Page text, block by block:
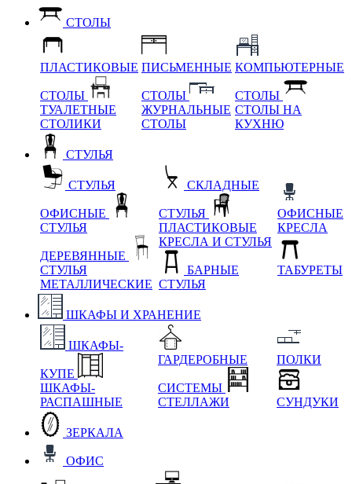
СТОЛЫ
ПЛАСТИКОВЫЕ
СТОЛЫ
ТУАЛЕТНЫЕ
СТОЛИКИ
ПИСЬМЕННЫЕ
СТОЛЫ
ЖУРНАЛЬНЫЕ
СТОЛЫ
КОМПЬЮТЕРНЫЕ
СТОЛЫ
СТОЛЫ НА
КУХНЮ
СТУЛЬЯ
СТУЛЬЯ
ОФИСНЫЕ
СТУЛЬЯ
ДЕРЕВЯННЫЕ
СТУЛЬЯ
МЕТАЛЛИЧЕСКИЕ
СКЛАДНЫЕ
СТУЛЬЯ
ПЛАСТИКОВЫЕ
КРЕСЛА И СТУЛЬЯ
БАРНЫЕ
СТУЛЬЯ
ОФИСНЫЕ
КРЕСЛА
ТАБУРЕТЫ
ШКАФЫ И ХРАНЕНИЕ
ШКАФЫ-
КУПЕ
ШКАФЫ-
РАСПАШНЫЕ
ГАРДЕРОБНЫЕ
СИСТЕМЫ
СТЕЛЛАЖИ
ПОЛКИ
СУНДУКИ
ЗЕРКАЛА
ОФИС